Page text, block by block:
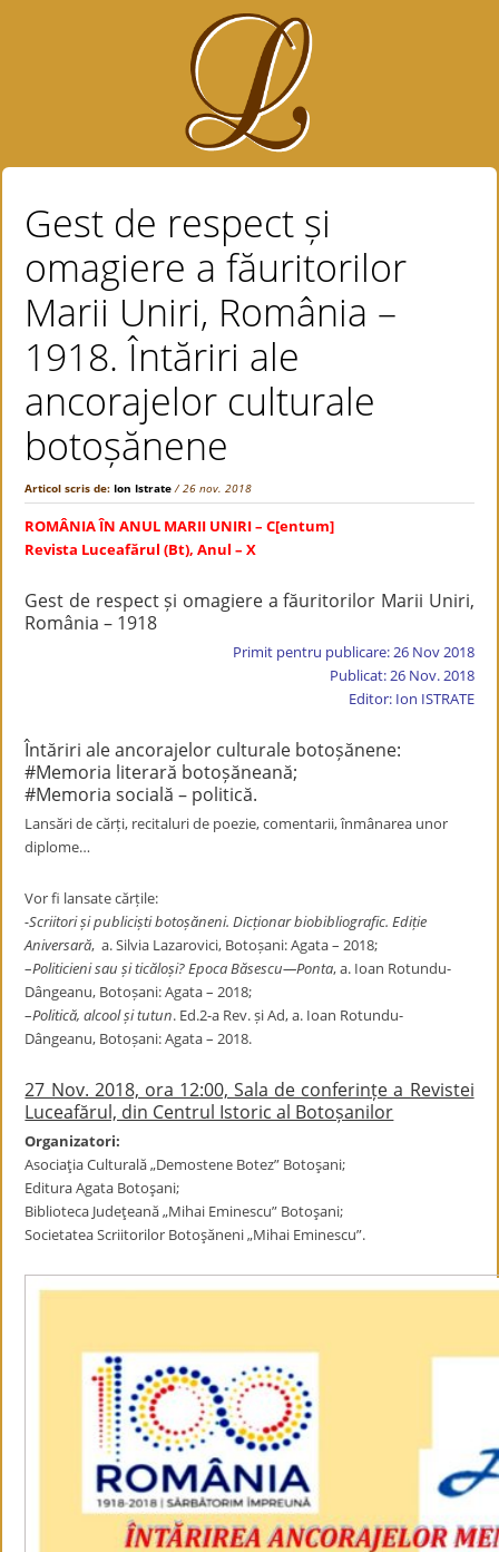
Gest de respect și
omagiere a făuritorilor
Marii Uniri, România –
1918. Întăriri ale
ancorajelor culturale
botoșănene
Articol scris de:Ion Istrate / 26 nov. 2018
ROMÂNIA ÎN ANUL MARII UNIRI – C[entum]
Revista Luceafărul (Bt), Anul – X
Gest de respect și omagiere a făuritorilor Marii Uniri,
România – 1918
Primit pentru publicare: 26 Nov 2018
Publicat: 26 Nov. 2018
Editor: Ion ISTRATE
Întăriri ale ancorajelor culturale botoșănene:
#Memoria literară botoșăneană;
#Memoria socială – politică.
Lansări de cărți, recitaluri de poezie, comentarii, înmânarea unor
diplome…
Vor fi lansate cărțile:
-Scriitori și publiciști botoșăneni. Dicționar biobibliografic. Ediție
Aniversară, a. Silvia Lazarovici, Botoșani: Agata – 2018;
–Politicieni sau și ticăloși? Epoca Băsescu—Ponta, a. Ioan Rotundu-
Dângeanu, Botoșani: Agata – 2018;
–Politică, alcool și tutun. Ed.2-a Rev. și Ad, a. Ioan Rotundu-
Dângeanu, Botoșani: Agata – 2018.
27 Nov. 2018, ora 12:00, Sala de conferințe a Revistei
Luceafărul, din Centrul Istoric al Botoșanilor
Organizatori:
Asociaţia Culturală „Demostene Botez” Botoşani;
Editura Agata Botoşani;
Biblioteca Judeţeană „Mihai Eminescu” Botoşani;
Societatea Scriitorilor Botoşăneni „Mihai Eminescu”.